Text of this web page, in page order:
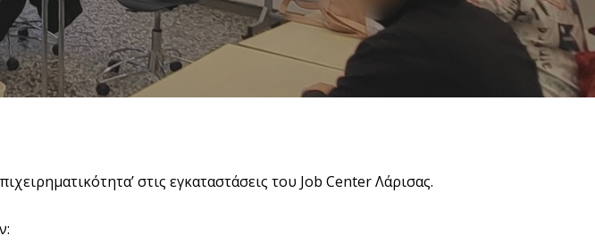
στις εγκαταστάσεις του Job Center Λάρισας.